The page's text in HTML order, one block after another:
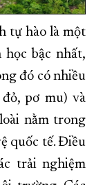
tự hào là một
bậc nhất,
đó có nhiều
pơ mu) và
nằm trong
quốc tế. Điều
trải nghiệm